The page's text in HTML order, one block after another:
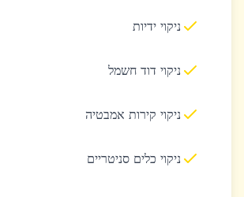
ניקוי ידיות
ניקוי דוד חשמל
ניקוי קירות אמבטיה
ניקוי כלים סניטריים